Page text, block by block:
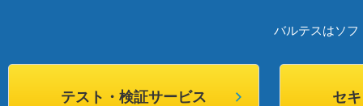
バルテスはソ
テスト・検証サービス セ